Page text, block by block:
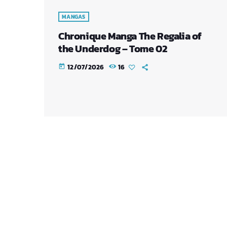
MANGAS
Chronique Manga The Regalia of
the Underdog – Tome 02
today 12/07/2026 16